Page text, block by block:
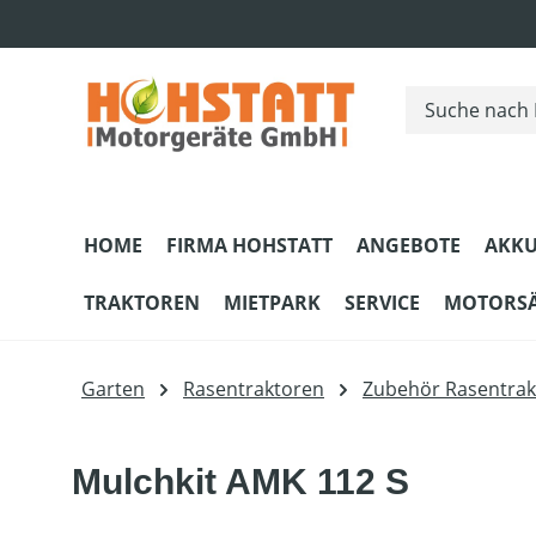
HOME FIRMA HOHSTATT ANGEBOTE
TRAKTOREN MIETPARK SERVICE
Garten Rasentraktoren Zubehör
Mulchkit AMK 112 S